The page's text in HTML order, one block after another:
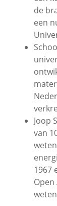
de
een
Joop
van
1967
Open